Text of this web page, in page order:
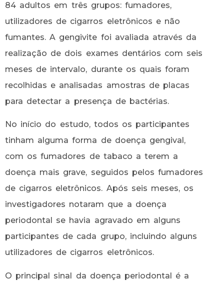
84 adultos em três grupos: fumadores,
utilizadores de cigarros eletrônicos e não
fumantes. A gengivite foi avaliada através da
realização de dois exames dentários com seis
meses de intervalo, durante os quais foram
recolhidas e analisadas amostras de placas
para detectar a presença de bactérias.
No início do estudo, todos os participantes
tinham alguma forma de doença gengival,
com os fumadores de tabaco a terem a
doença mais grave, seguidos pelos fumadores
de cigarros eletrônicos. Após seis meses, os
investigadores notaram que a doença
periodontal se havia agravado em alguns
participantes de cada grupo, incluindo alguns
utilizadores de cigarros eletrônicos.
O principal sinal da doença periodontal é a